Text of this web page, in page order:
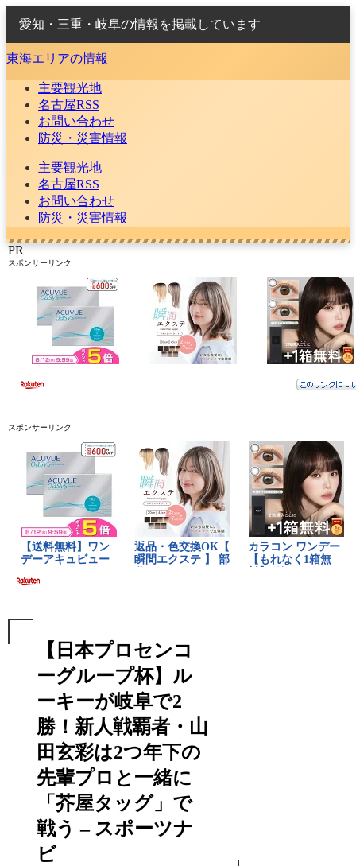
愛知・三重・岐阜の情報を掲載しています
東海エリアの情報
主要観光地
名古屋RSS
お問い合わせ
防災・災害情報
主要観光地
名古屋RSS
お問い合わせ
防災・災害情報
PR
スポンサーリンク
スポンサーリンク
【日本プロセンコ
ーグループ杯】ル
ーキーが岐阜で2
勝！新人戦覇者・山
田玄彩は2つ年下の
先輩プロと一緒に
「芥屋タッグ」で
戦う – スポーツナ
ビ